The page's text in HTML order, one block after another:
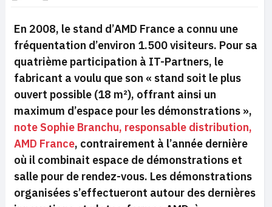
En 2008, le stand d’AMD France a connu une
fréquentation d’environ 1.500 visiteurs. Pour sa
quatrième participation à IT-Partners, le
fabricant a voulu que son « stand soit le plus
ouvert possible (18 m²), offrant ainsi un
maximum d’espace pour les démonstrations »,
note Sophie Branchu, responsable distribution,
AMD France, contrairement à l’année dernière
où il combinait espace de démonstrations et
salle pour de rendez-vous. Les démonstrations
organisées s’effectueront autour des dernières